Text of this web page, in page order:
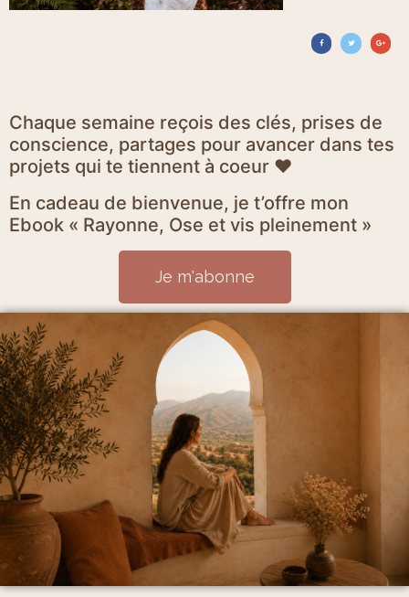
Chaque semaine reçois des clés, prises de
conscience, partages pour avancer dans tes
projets qui te tiennent à coeur ♥
En cadeau de bienvenue, je t’offre mon
Ebook « Rayonne, Ose et vis pleinement »
Je m'abonne
Mentions Légales et politique de confidentialité